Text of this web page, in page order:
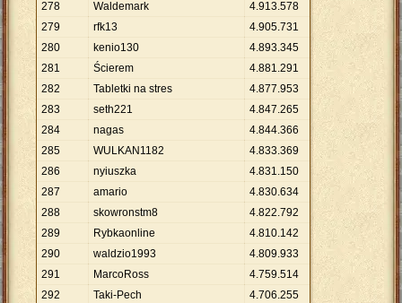
278
Waldemark 4.913.578
279
rfk13 4.905.731
280
kenio130 4.893.345
281
Ścierem 4.881.291
282
Tabletki na stres 4.877.953
283
seth221 4.847.265
284
nagas 4.844.366
285
WULKAN1182 4.833.369
286
nyiuszka 4.831.150
287
amario 4.830.634
288
skowronstm8 4.822.792
289
Rybkaonline 4.810.142
290
waldzio1993 4.809.933
291
MarcoRoss 4.759.514
292
Taki-Pech 4.706.255